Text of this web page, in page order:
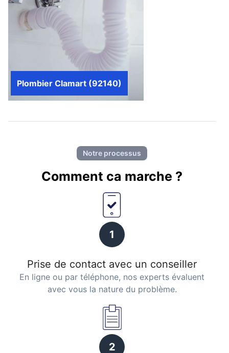
Plombier Clamart (92140)
Notre processus
Comment ca marche ?
1
Prise de contact avec un conseiller
En ligne ou par téléphone, nos experts évaluent
avec vous la nature du problème.
2